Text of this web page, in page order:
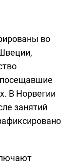
во
В Норвегии
занятий